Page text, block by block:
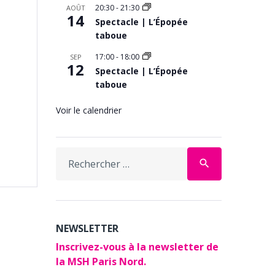
AOÛT
14
20:30-21:30
Spectacle | L’Épopée
taboue
SEP
12
17:00- 18:00
Spectacle | L’Épopée
taboue
Voir le calendrier
for:
search
NEWSLETTER
Inscrivez-vous à la newsletter de
la MSH Paris Nord.